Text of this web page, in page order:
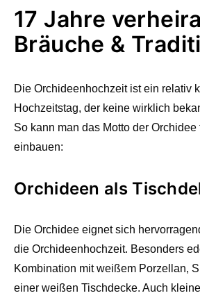
17 Jahre
Bräuche &
Die Orchideenhochzeit ist ein relativ
Hochzeitstag, der keine wirklich
So kann man das Motto der Orchidee
einbauen:
Orchideen als
Die Orchidee eignet sich
die Orchideenhochzeit. Besonders
Kombination mit weißem Porzellan,
einer weißen Tischdecke. Auch